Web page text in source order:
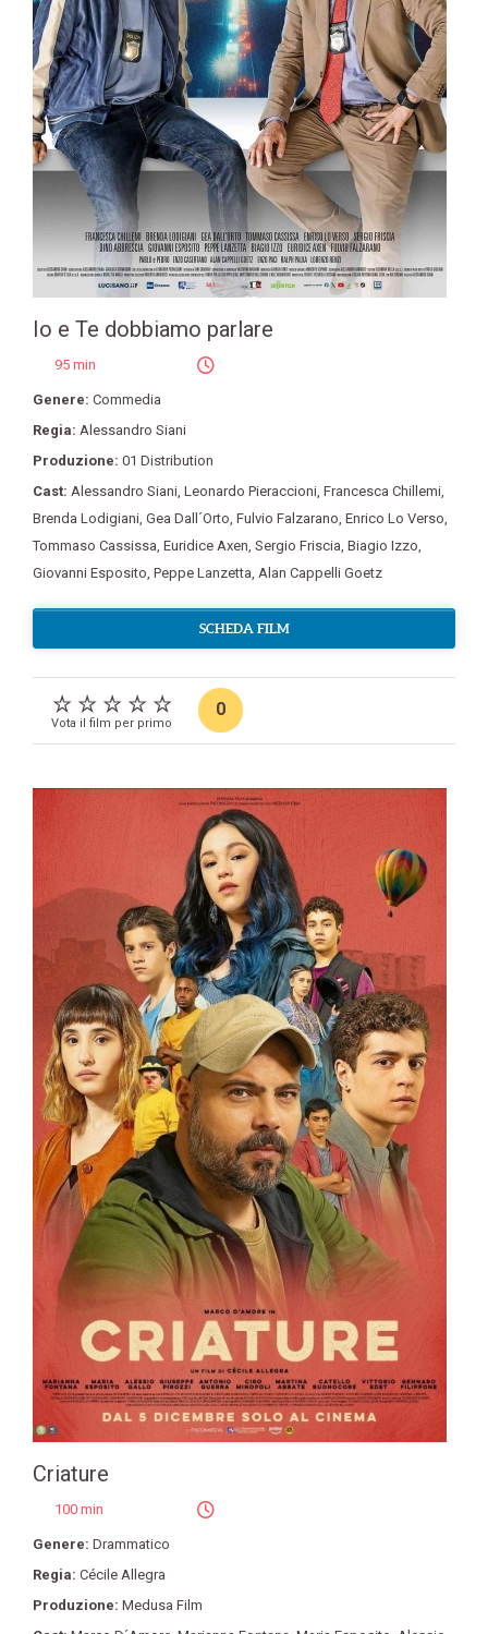
Io e Te dobbiamo parlare
95 min
Genere: Commedia
Regia: Alessandro Siani
Produzione: 01 Distribution
Cast: Alessandro Siani Leonardo Pieraccioni Francesca Chillemi
Brenda Lodigiani Gea Dall´Orto Fulvio Falzarano Enrico Lo Verso
Tommaso Cassissa Euridice Axen Sergio Friscia Biagio Izzo
Giovanni Esposito Peppe Lanzetta Alan Cappelli Goetz
SCHEDA FILM
Vota il film per primo
0
Criature
100 min
Genere: Drammatico
Regia: Cécile Allegra
Produzione: Medusa Film